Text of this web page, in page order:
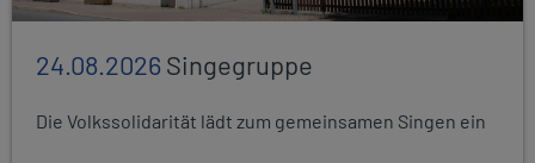
24.08.2026Singegruppe
Die Volkssolidarität lädt zum gemeinsamen Singen ein